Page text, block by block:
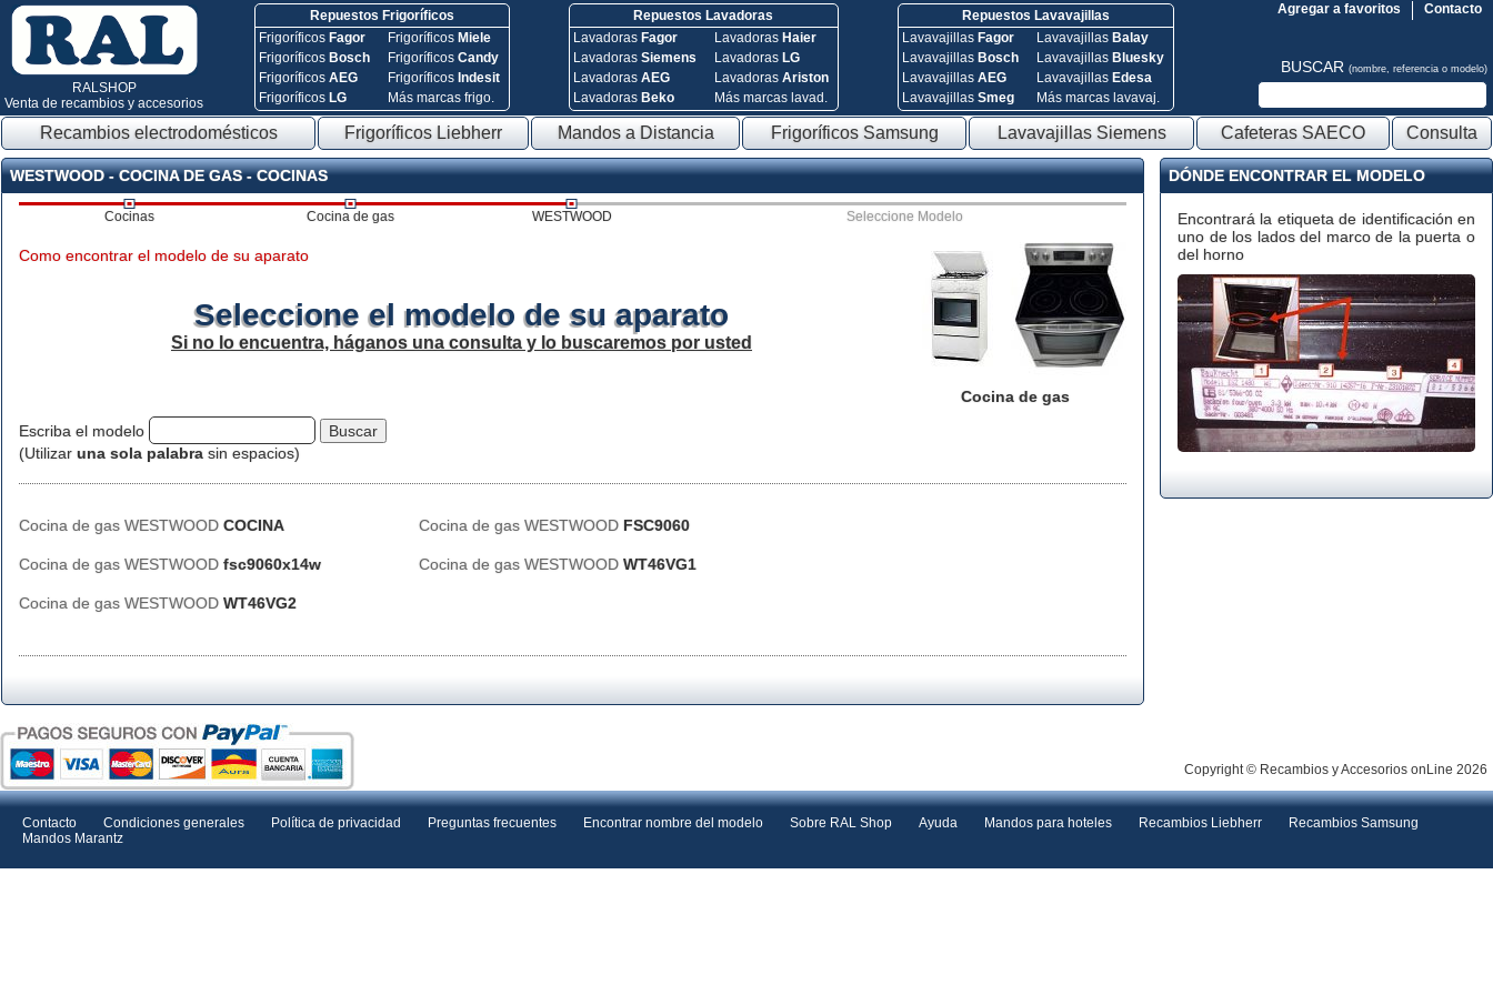
RALSHOP
Venta de recambios y accesorios
Repuestos Frigoríficos
Frigoríficos Fagor
Frigoríficos Bosch
FrigoríficosAEG
Frigoríficos LG
Frigoríficos Miele
FrigoríficosCandy
Frigoríficos Indesit
Más marcas frigo.
Repuestos Lavadoras
Lavadoras Fagor
Lavadoras Siemens
Lavadoras AEG
Lavadoras Beko
Lavadoras Haier
Lavadoras LG
Lavadoras Ariston
Más marcas lavad.
Repuestos Lavavajillas
Lavavajillas Fagor
Lavavajillas Bosch
Lavavajillas AEG
Lavavajillas Smeg
Lavavajillas Balay
Lavavajillas Bluesky
Lavavajillas Edesa
Más marcas lavavaj.
Contacto
Agregar a favoritos
BUSCAR (nombre, referencia o modelo)
Recambios electrodomésticos Frigoríficos Liebherr Mandos a Distancia Frigoríficos Samsung Lavavajillas Siemens Cafeteras SAECO Consulta
WESTWOOD - COCINA DE GAS - COCINAS
Cocinas Cocina de gas WESTWOOD Seleccione Modelo
Cocina de gas
Como encontrar el modelo de su aparato
Seleccione el modelo de su aparato
Si no lo encuentra, háganos una consulta y lo buscaremos por usted
Escriba el modelo
(Utilizar una sola palabra sin espacios)
Cocina de gas WESTWOOD COCINA Cocina de gas WESTWOOD FSC9060
Cocina de gas WESTWOOD fsc9060x14w Cocina de gas WESTWOOD WT46VG1
Cocina de gas WESTWOOD WT46VG2
DÓNDE ENCONTRAR EL MODELO
Encontrará la etiqueta de identificación en
uno de los lados del marco de la puerta o
del horno
Copyright © Recambios y Accesorios onLine 2026
Contacto Condiciones generales Política de privacidad Preguntas frecuentes Encontrar nombre del modelo Sobre RAL Shop Ayuda Mandos para hoteles Recambios Liebherr
Recambios Samsung
Mandos Marantz